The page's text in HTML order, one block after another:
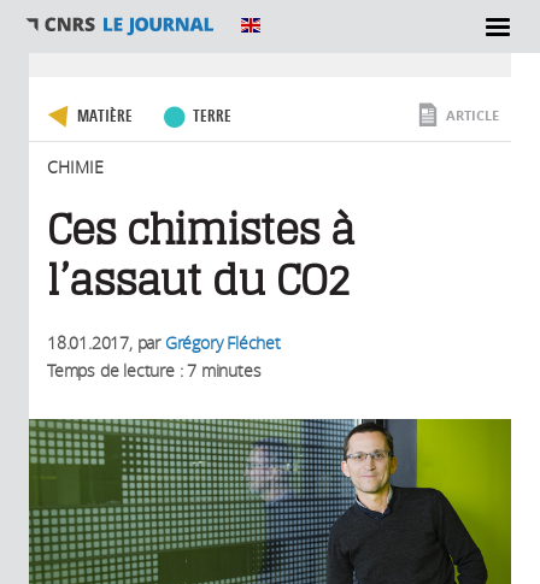
SECTIONS
MATIÈRE TERRE
CHIMIE
ARTICLE
Ces chimistes à
l’assaut du CO2
18.01.2017, par Grégory Fléchet
Temps de lecture : 7 minutes